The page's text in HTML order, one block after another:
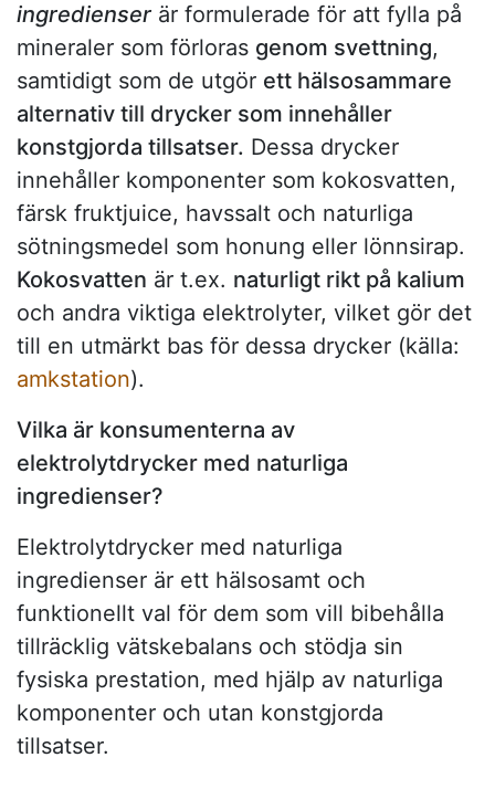
ingredienser är formulerade för att fylla på
mineraler som förloras genom svettning,
samtidigt som de utgör ett hälsosammare
alternativ till drycker som innehåller
konstgjorda tillsatser. Dessa drycker
innehåller komponenter som kokosvatten,
färsk fruktjuice, havssalt och naturliga
sötningsmedel som honung eller lönnsirap.
Kokosvatten är t.ex. naturligt rikt på kalium
och andra viktiga elektrolyter, vilket gör det
till en utmärkt bas för dessa drycker (källa:
amkstation).
Vilka är konsumenterna av
elektrolytdrycker med naturliga
ingredienser?
Elektrolytdrycker med naturliga
ingredienser är ett hälsosamt och
funktionellt val för dem som vill bibehålla
tillräcklig vätskebalans och stödja sin
fysiska prestation, med hjälp av naturliga
komponenter och utan konstgjorda
tillsatser.